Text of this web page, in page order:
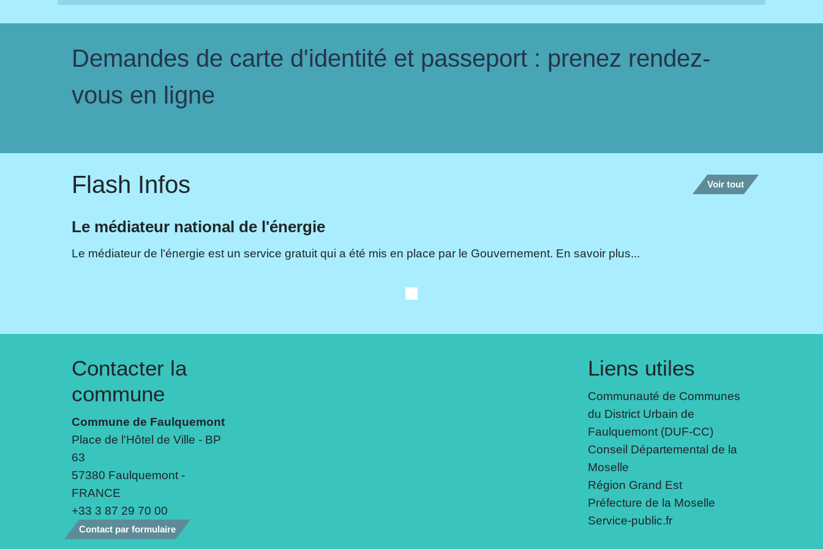
Demandes de carte d'identité et passeport : prenez rendez-
vous en ligne
Flash Infos Voir tout
Le médiateur national de l'énergie
Le médiateur de l'énergie est un service gratuit qui a été mis en place par le Gouvernement. En savoir plus...
Contacter la
commune
Commune de Faulquemont
Place de l'Hôtel de Ville - BP
63
57380 Faulquemont -
FRANCE
+33 3 87 29 70 00
Contact par formulaire
Liens utiles
Communauté de Communes
du District Urbain de
Faulquemont (DUF-CC)
Conseil Départemental de la
Moselle
Région Grand Est
Préfecture de la Moselle
Service-public.fr